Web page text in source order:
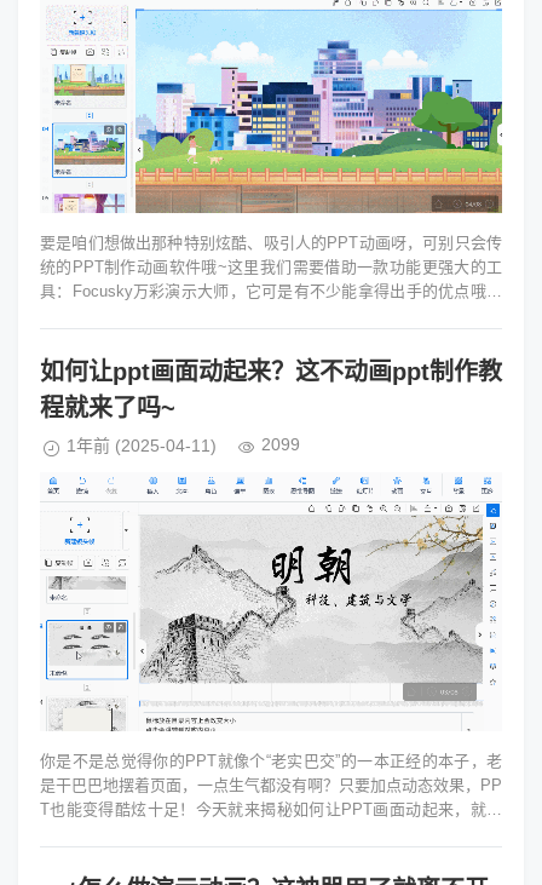
要是咱们想做出那种特别炫酷、吸引人的PPT动画呀，可别只会传
统的PPT制作动画软件哦~这里我们需要借助一款功能更强大的工
具：Focusky万彩演示大师，它可是有不少能拿得出手的优点哦。
如何让ppt画面动起来？这不动画ppt制作教
程就来了吗~
1年前 (2025-04-11) 2099
你是不是总觉得你的PPT就像个“老实巴交”的一本正经的本子，老
是干巴巴地摆着页面，一点生气都没有啊？只要加点动态效果，PP
T也能变得酷炫十足！今天就来揭秘如何让PPT画面动起来，就像